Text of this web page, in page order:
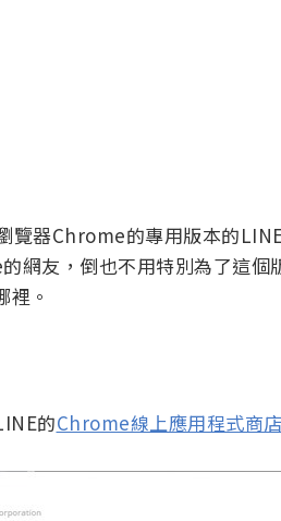
覽器Chrome的專用版本的
網友，倒也不用特別為了這
裡。
的Chrome線上應用程式商